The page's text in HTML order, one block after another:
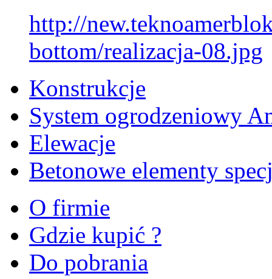
http://
bottom/realizacja-08.jpg
Konstrukcje
System ogrodzeniowy
Elewacje
Betonowe elementy
O firmie
Gdzie kupić ?
Do pobrania